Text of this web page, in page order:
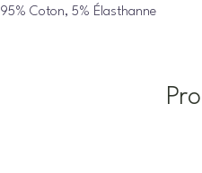
95% Coton, 5% Élasthanne